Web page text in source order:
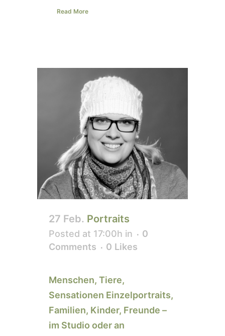
Read More
27 Feb. Portraits
Posted at 17:00h in
0
Comments
0 Likes
Menschen, Tiere,
Sensationen Einzelportraits,
Familien, Kinder, Freunde –
im Studio oder an